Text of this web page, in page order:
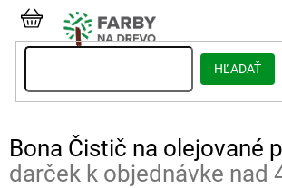
Prejsť
obsah
HĽADAŤ
NÁKUPNÝ
Bona Čistič na olejované
darček k objednávke nad